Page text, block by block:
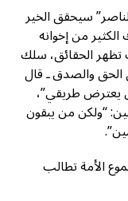
سيحقق الخير
من إخوانه
تظهر الحقائق، سلك
الحق والصدق ـ قال
يعترض طريقي”،
“ولكن من يبقون
خرجت جموع الأمة تطالب